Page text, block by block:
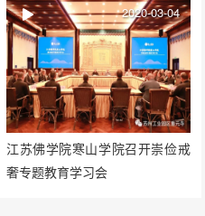
江苏佛学院寒山学院召开崇俭戒
奢专题教育学习会
2020-03-04